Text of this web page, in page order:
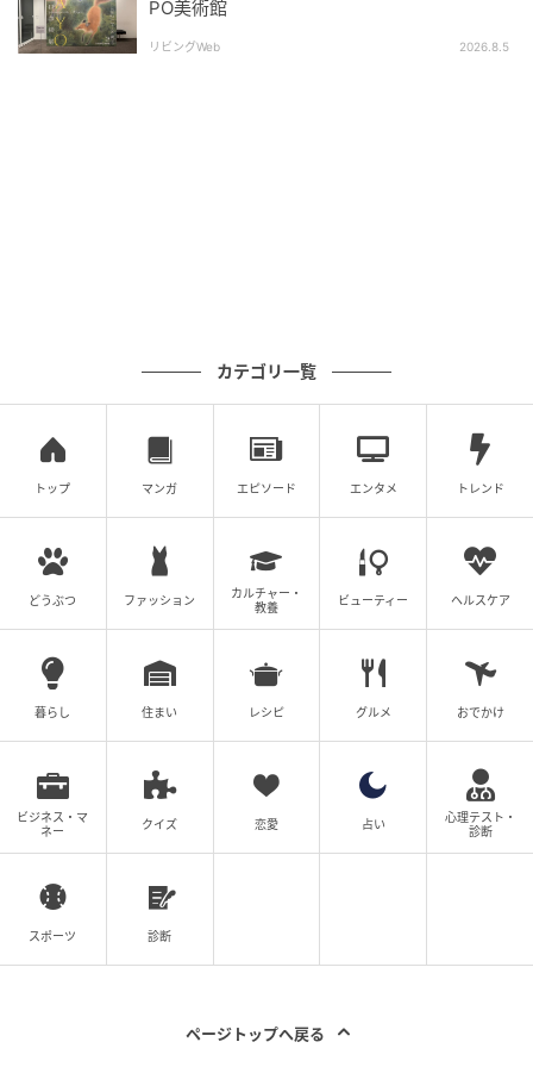
ム・フォードらの活躍によって、細身で構築的なスー
ツが時代の主流になりました。その中で、〈アルマー
ニ〉が築いた、肩の構築を抑えた身体に沿うソフトス
ーツは、シルエットとしては真逆の存在だったと思い
ですよね。
大月さんが2024年に自身のブランド
〈SOSHIOTSUKI〉をリブランディングした際のコレク
ションを見ても、〈ジョルジオ アルマーニ〉をはじ
す。シルエットだけでなく、色や素材の捉え方にも、
その影響がありますよね。
大月
そうですね。それまでは黒一色の、いわゆる誰もが思
い浮かべる“モード”のような服を作っていました。で
も、だんだん黒であることよりも、服全体が持つ空気
うになったんです。〈ジョルジオ アルマーニ〉のカラ
PO美術館
リビングWeb 2026.8.5
カテゴリ一覧
トップ マンガ エピソード エンタメ トレンド
どうぶつ ファッション
カルチャー・
教養
ビューティー ヘルスケア
暮らし 住まい レシピ グルメ おでかけ
ビジネス・マ
ネー
クイズ 恋愛 占い
心理テスト・
診断
スポーツ 診断
ページトップへ戻る